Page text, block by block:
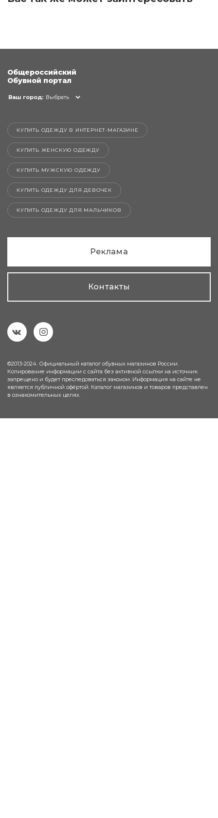
Общероссийский
Обувной портал
Ваш город: Выбрать
КУПИТЬ ОДЕЖДУ В ИНТЕРНЕТ-МАГАЗИНЕ
КУПИТЬ ЖЕНСКУЮ ОДЕЖДУ
КУПИТЬ МУЖСКУЮ ОДЕЖДУ
КУПИТЬ ОДЕЖДУ ДЛЯ ДЕВОЧЕК
КУПИТЬ ОДЕЖДУ ДЛЯ МАЛЬЧИКОВ
Реклама
Контакты
©2013-2024. Официальный каталог обувных магазинов России.
Копирование информации с сайта без активной ссылки на источник
запрещено и будет преследоваться законом. Информация на сайте не
является публичной офёртой. Каталог магазинов и товаров представлен
в ознакомительных целях.